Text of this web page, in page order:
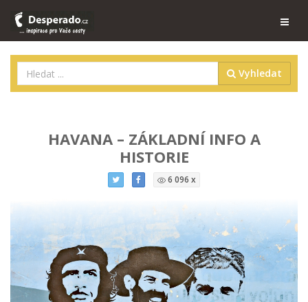
Vyhledat
HAVANA – ZÁKLADNÍ INFO A
HISTORIE
6 096 x